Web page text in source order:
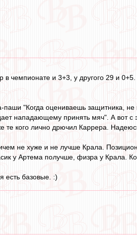
чемпионате и 3+3, у другого 29 и
"Когда оцениваешь защитника,
нападающему принять мяч". А вот
те кого лично дрючил Каррера.
не хуже и не лучше Крала.
у Артема получше, физра у Крала.
есть базовые. :)